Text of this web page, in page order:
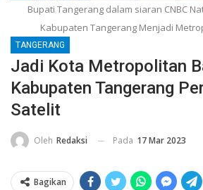
Bupati Tangerang dalam siaran CNBC
Kabupaten Tangerang Menjadi
TANGERANG
Jadi Kota Metropolitan
Kabupaten Tangerang
Satelit
Oleh Redaksi Pada 17 Mar 2023
Bagikan